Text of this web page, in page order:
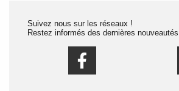
Suivez nous sur les réseaux !
Restez informés des dernières